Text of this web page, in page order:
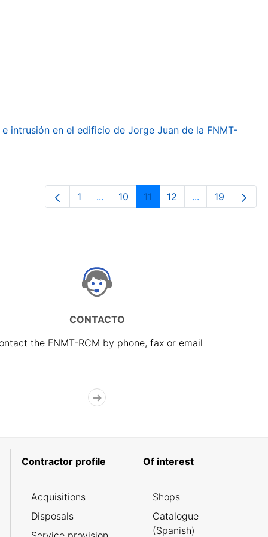
intrusión en el edificio de Jorge Juan de la FNMT-
Page
1 ...Intermediate Pages Use TAB to
Page
10 Page
11 Page
12 ...Intermediate
Page
19
CONTACTO
the FNMT-RCM by phone, fax or email
Contractor profile
Acquisitions
Disposals
Of interest
Shops
Catalogue
(Spanish)